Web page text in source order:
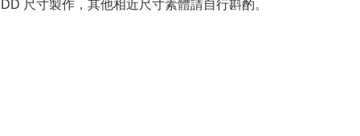
尺寸製作，其他相近尺寸素體請自行斟酌。